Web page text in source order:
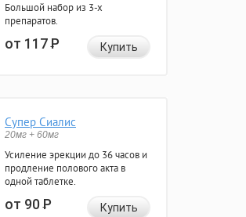
Большой набор из 3-х
препаратов.
от 117Р Купить
Супер Сиалис
20мг + 60мг
Усиление эрекции до 36 часов и
продление полового акта в
одной таблетке.
от 90Р Купить